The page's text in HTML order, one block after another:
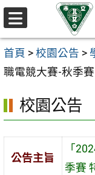
跳至主要內容區
首頁 > 校園公告 >
職電競大賽-秋季
校園公告
公告主旨
「
季賽
選
單